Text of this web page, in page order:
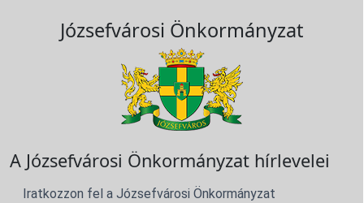
Józsefvárosi Önkormányzat
A Józsefvárosi Önkormányzat hírlevelei
Iratkozzon fel a Józsefvárosi Önkormányzat